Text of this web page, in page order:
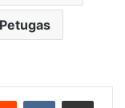
Reddit VKontakteShare via Email